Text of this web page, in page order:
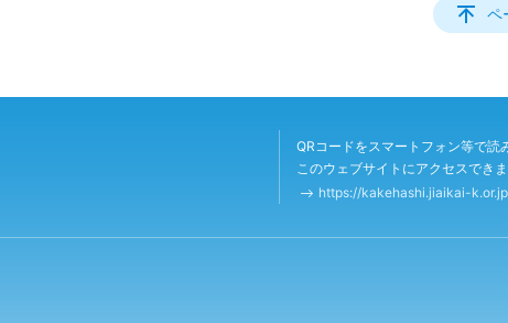
ペ
QRコードをスマートフォン等で読
このウェブサイトにアクセスできま
https://kakehashi.jiaikai-k.or.jp